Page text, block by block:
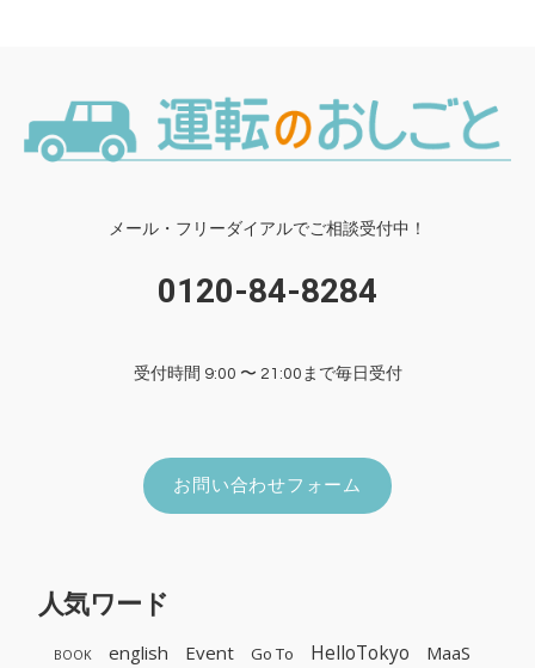
メール・フリーダイアルでご相談受付中！
0120-84-8284
受付時間 9:00 〜 21:00まで毎日受付
お問い合わせフォーム
人気ワード
BOOK english Event Go To HelloTokyo MaaS